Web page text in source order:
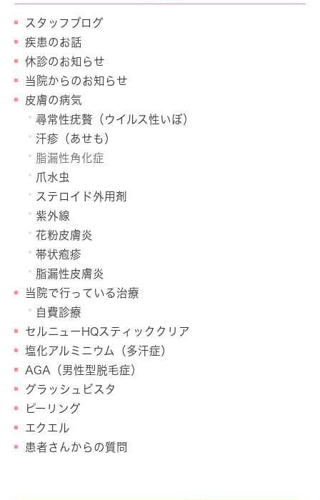
スタッフブログ
疾患のお話
休診のお知らせ
当院からのお知らせ
皮膚の病気
尋常性疣贅（ウイルス性いぼ）
汗疹（あせも）
脂漏性角化症
爪水虫
ステロイド外用剤
紫外線
花粉皮膚炎
帯状疱疹
脂漏性皮膚炎
当院で行っている治療
自費診療
セルニューHQスティッククリア
塩化アルミニウム（多汗症）
AGA（男性型脱毛症）
グラッシュビスタ
ピーリング
エクエル
患者さんからの質問